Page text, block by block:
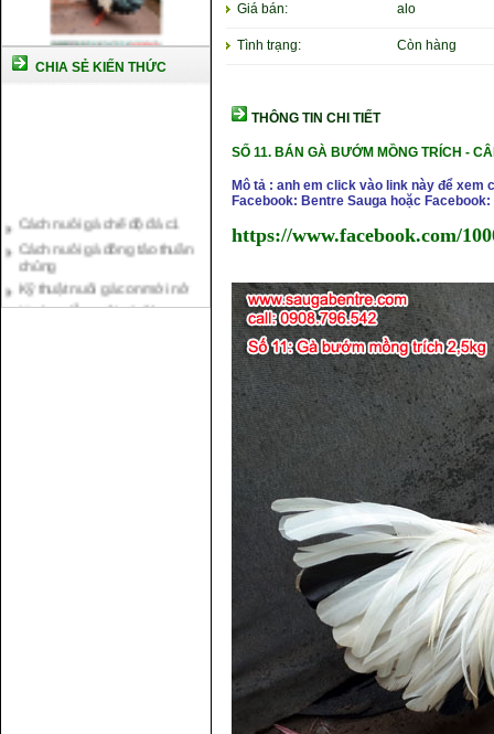
CHIA SẺ KIẾN THỨC
Cách nuôi gà đông tảo thuần
chủng
Kỹ thuật nuôi gà con mới nở
Hướng dẫn nuôi gà đá
Giá bán: alo
Tình trạng: Còn hàng
THÔNG TIN CHI TIẾT
SỐ 11.BÁN GÀ BƯỚM MỒNG TRÍCH -
Mô tả : anh em click vào link này để
Facebook: Bentre Sauga hoặc Facebook:
https://www.facebook.com/